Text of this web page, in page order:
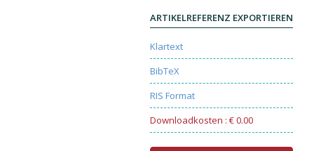
ARTIKELREFERENZ EXPORTIEREN
Klartext
BibTeX
RIS Format
Downloadkosten : € 0.00